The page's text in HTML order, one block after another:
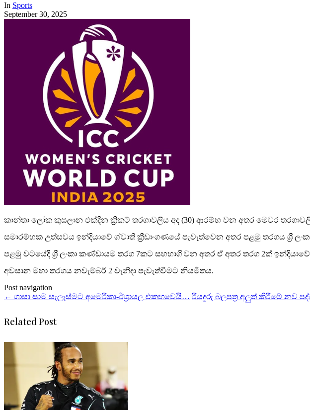
In Sports
September 30, 2025
කාන්තා ලෝක කුසලාන එක්දින ක්‍රිකට් තරගාවලිය අද (30) ආරම්භ වන අතර මෙවර
සමාරම්භක උත්සවය ඉන්දියාවේ ග්වාති ක්‍රීඩාංගණයේ පැවැත්වෙන අතර පළමු තරගය ශ්‍රී
පළමු වටයේදී ශ්‍රී ලංකා කණ්ඩායම තරග 7කට සහභාගි වන අතර ඒ අතර තරග 2ක්
අවසාන මහා තරගය නවැම්බර් 2 වැනිදා පැවැත්වීමට නියමිතය.
Post navigation
← ගාසා සාම සැලැස්මට අමෙරිකා-ඊශ්‍රායල එකඟවෙයි… රියදුරු බලපත්‍ර අලුත් කිරීමේ නව
Related Post